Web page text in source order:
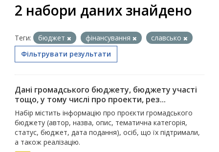
2 набори даних знайдено
Теги: бюджет фінансування
славсько
Фільтрувати результати
Дані громадського бюджету, бюджету участі
тощо, у тому числі про проекти, рез...
Набір містить інформацію про проєкти громадського
бюджету (автор, назва, опис, тематична категорія,
статус, бюджет, дата подання), осіб, що їх підтримали,
а також реалізацію.